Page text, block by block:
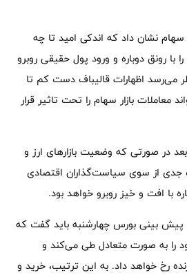
سهام نشان داد که اندکی امید تا چه
را با رونق دوباره و ورود پول حقیقی روبرو
می‌رسد اظهارات قالیباف دست کم تا
معاملات بازار سهام را تحت تاثیر قرار
در صورتی که وضعیت بازارهای ارز و
جدی از سوی سیاست‌گذاران اقتصادی
با افت و خیز روبرو خواهد بود.
بینی بورس چهارشنبه باید گفت که
را به صورت متعادل طی می‌کند و
رخ خواهد داد. به این ترتیب، خرید و